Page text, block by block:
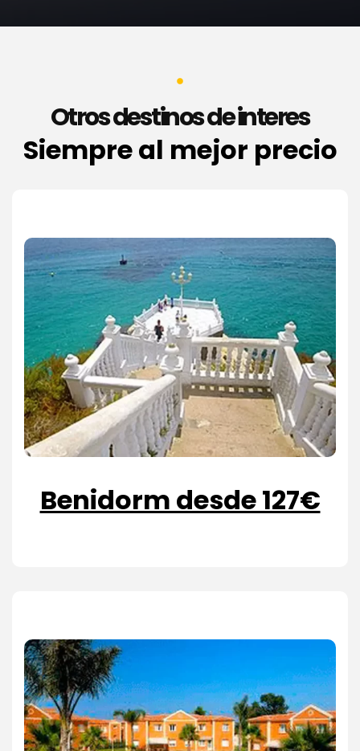
Otros destinos de interes
Siempre al mejor precio
Benidorm desde 127€